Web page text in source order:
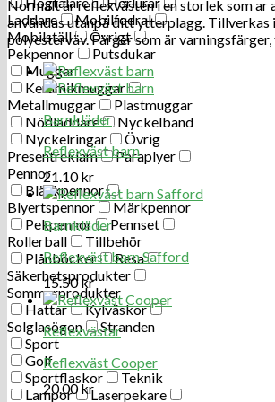
Laddare
Mobilfodral
Mobilställ
Övrigt
Pekpennor
Putsdukar
Muggar
Keramikmuggar
Metallmuggar
Plastmuggar
Nödladdare
Nyckelband
Nyckelringar
Övrig
Presentreklam
Paraplyer
Pennor
Bläckpennor
Blyertspennor
Märkpennor
Pekpennor
Pennset
Rollerball
Tillbehör
Plånböcker
Resa
Säkerhetsprodukter
Sommarprodukter
Hattar
Kylväskor
Solglasögon
Stranden
Sport
Golf
Sportflaskor
Teknik
Lampor
Laserpekare
Normalt är reflexvästen i en storlek som ar
användas utanpå ditt ytterplagg. Tillverkas
polyesterväv. Färger som är
Barnkläder
Reflexväst barn
21.10kr
Barnkläder
Reflexväst barn Safford
15.50kr
Reflexvästar
Reflexväst Cooper
20.00kr